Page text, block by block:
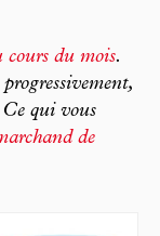
cours du mois.
qui vous
de